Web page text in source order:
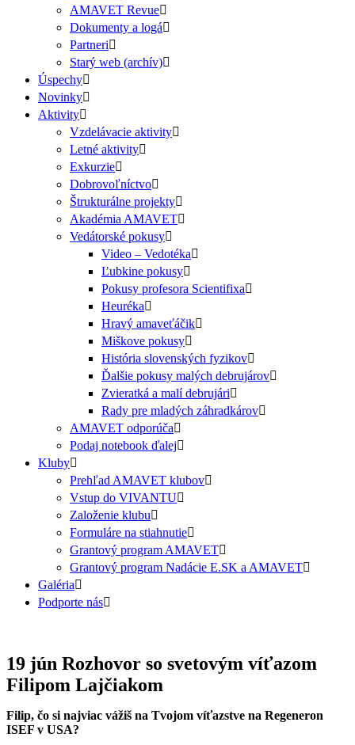
AMAVET Revue
Dokumenty a logá
Partneri
Starý web (archív)
Úspechy
Novinky
Aktivity
Vzdelávacie aktivity
Letné aktivity
Exkurzie
Dobrovoľníctvo
Štrukturálne projekty
Akadémia AMAVET
Vedátorské pokusy
Video – Vedotéka
Ľubkine pokusy
Pokusy profesora Scientifixa
Heuréka
Hravý amaveťáčik
Miškove pokusy
História slovenských fyzikov
Ďalšie pokusy malých debrujárov
Zvieratká a malí debrujári
Rady pre mladých záhradkárov
AMAVET odporúča
Podaj notebook ďalej
Kluby
Prehľad AMAVET klubov
Vstup do VIVANTU
Založenie klubu
Formuláre na stiahnutie
Grantový program AMAVET
Grantový program Nadácie E.SK a AMAVET
Galéria
Podporte nás
19 jún Rozhovor so svetovým víťazom
Filipom Lajčiakom
Filip, čo si najviac vážiš na Tvojom víťazstve na Regeneron
ISEF v USA?